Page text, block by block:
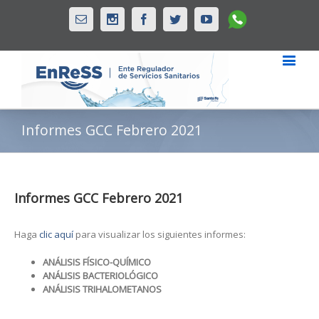
Email InstagramFacebookTwitterYoutubeWhatsapp
Informes GCC Febrero 2021
Informes GCC Febrero 2021
Haga clic aquí para visualizar los siguientes informes:
ANÁLISIS FÍSICO-QUÍMICO
ANÁLISIS BACTERIOLÓGICO
ANÁLISIS TRIHALOMETANOS